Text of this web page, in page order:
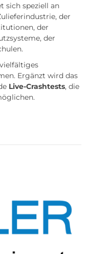
sich speziell an
der
der
der
Ergänzt wird das
Live-Crashtests, die